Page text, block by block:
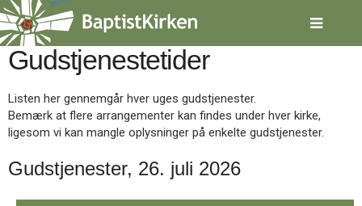
Spring
menu
over
og
indhold
Vend
tilbage
forsiden
1.0:
Forside
Gudstjenestetider
Listen her gennemgår hver uges gudstjenester.
Bemærk at flere arrangementer kan findes under hver kirke,
ligesom vi kan mangle oplysninger på enkelte gudstjenester.
Gudstjenester, 26. juli 2026